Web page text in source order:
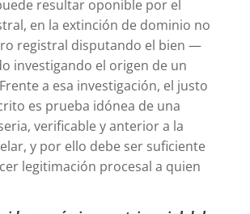
resultar oponible por el
en la extinción de dominio no
registral disputando el bien —
investigando el origen de un
a esa investigación, el justo
es prueba idónea de una
verificable y anterior a la
y por ello debe ser suficiente
legitimación procesal a quien